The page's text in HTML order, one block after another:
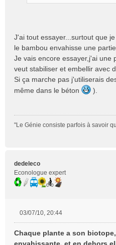
J'ai tout essayer...surtout que
le bambou envahisse une partie
Je vais encore essayer,j'ai une
veut stabiliser et embellir avec
Si ça marche pas j'utiliserais
même dans le béton
).
"Le Génie consiste parfois à savoir
dedeleco
Econologue expert
s
03/07/10, 20:44
Chaque plante a son